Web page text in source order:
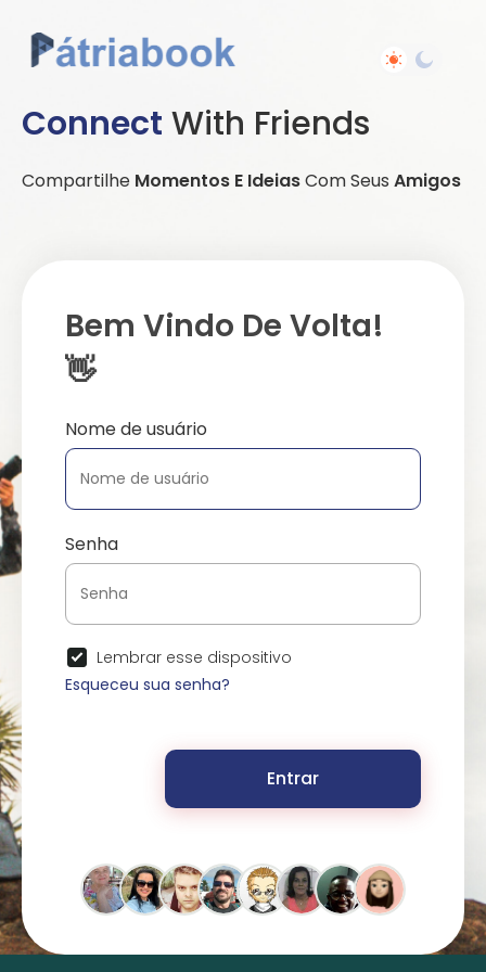
Connect With Friends
Compartilhe Momentos E IdeiasCom Seus Amigos
Bem Vindo De Volta!
👋
Nome de usuário
Senha
Lembrar esse dispositivo
Esqueceu sua senha?
Entrar